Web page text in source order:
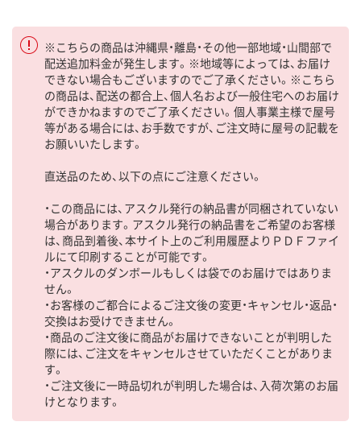
※こちらの商品は沖縄県・離島・その他一部地域・山間部で
配送追加料金が発生します。※地域等によっては、お届け
できない場合もございますのでご了承ください。※こちら
の商品は、配送の都合上、個人名および一般住宅へのお届け
ができかねますのでご了承ください。個人事業主様で屋号
等がある場合には、お手数ですが、ご注文時に屋号の記載を
お願いいたします。
直送品のため、以下の点にご注意ください。
・この商品には、アスクル発行の納品書が同梱されていない
場合があります。アスクル発行の納品書をご希望のお客様
は、商品到着後、本サイト上のご利用履歴よりＰＤＦファイ
ルにて印刷することが可能です。
・アスクルのダンボールもしくは袋でのお届けではありま
せん。
・お客様のご都合によるご注文後の変更・キャンセル・返品・
交換はお受けできません。
・商品のご注文後に商品がお届けできないことが判明した
際には、ご注文をキャンセルさせていただくことがありま
す。
・ご注文後に一時品切れが判明した場合は、入荷次第のお届
けとなります。